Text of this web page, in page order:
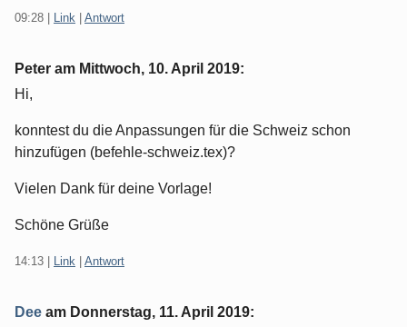
09:28 Link Antwort
Peter am Mittwoch, 10. April 2019:
Hi,
konntest du die Anpassungen für die Schweiz schon
hinzufügen (befehle-schweiz.tex)?
Vielen Dank für deine Vorlage!
Schöne Grüße
14:13 Link Antwort
Dee am Donnerstag, 11. April 2019: